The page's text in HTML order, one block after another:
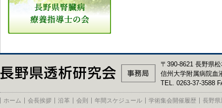
〒390-8621 長野県
信州大学附属病院血
TEL. 0263-37-3588
ホーム 会長挨拶 沿革 会則 年間スケジュール 学術集会開催履歴
長野県